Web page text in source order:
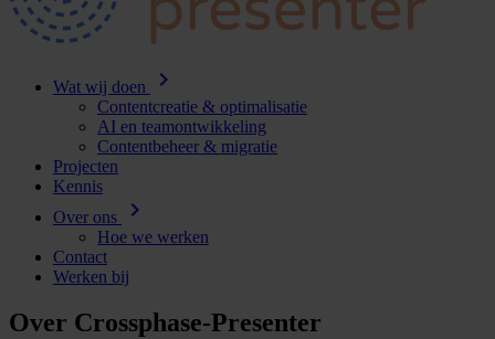
Wat wij doen chevron_right
Contentcreatie & optimalisatie
AI en teamontwikkeling
Contentbeheer & migratie
Projecten
Kennis
Over ons
chevron_right
Hoe we werken
Contact
Werken bij
Over Crossphase-Presenter